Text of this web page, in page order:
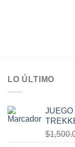
LO ÚLTIMO
JUEGO
$